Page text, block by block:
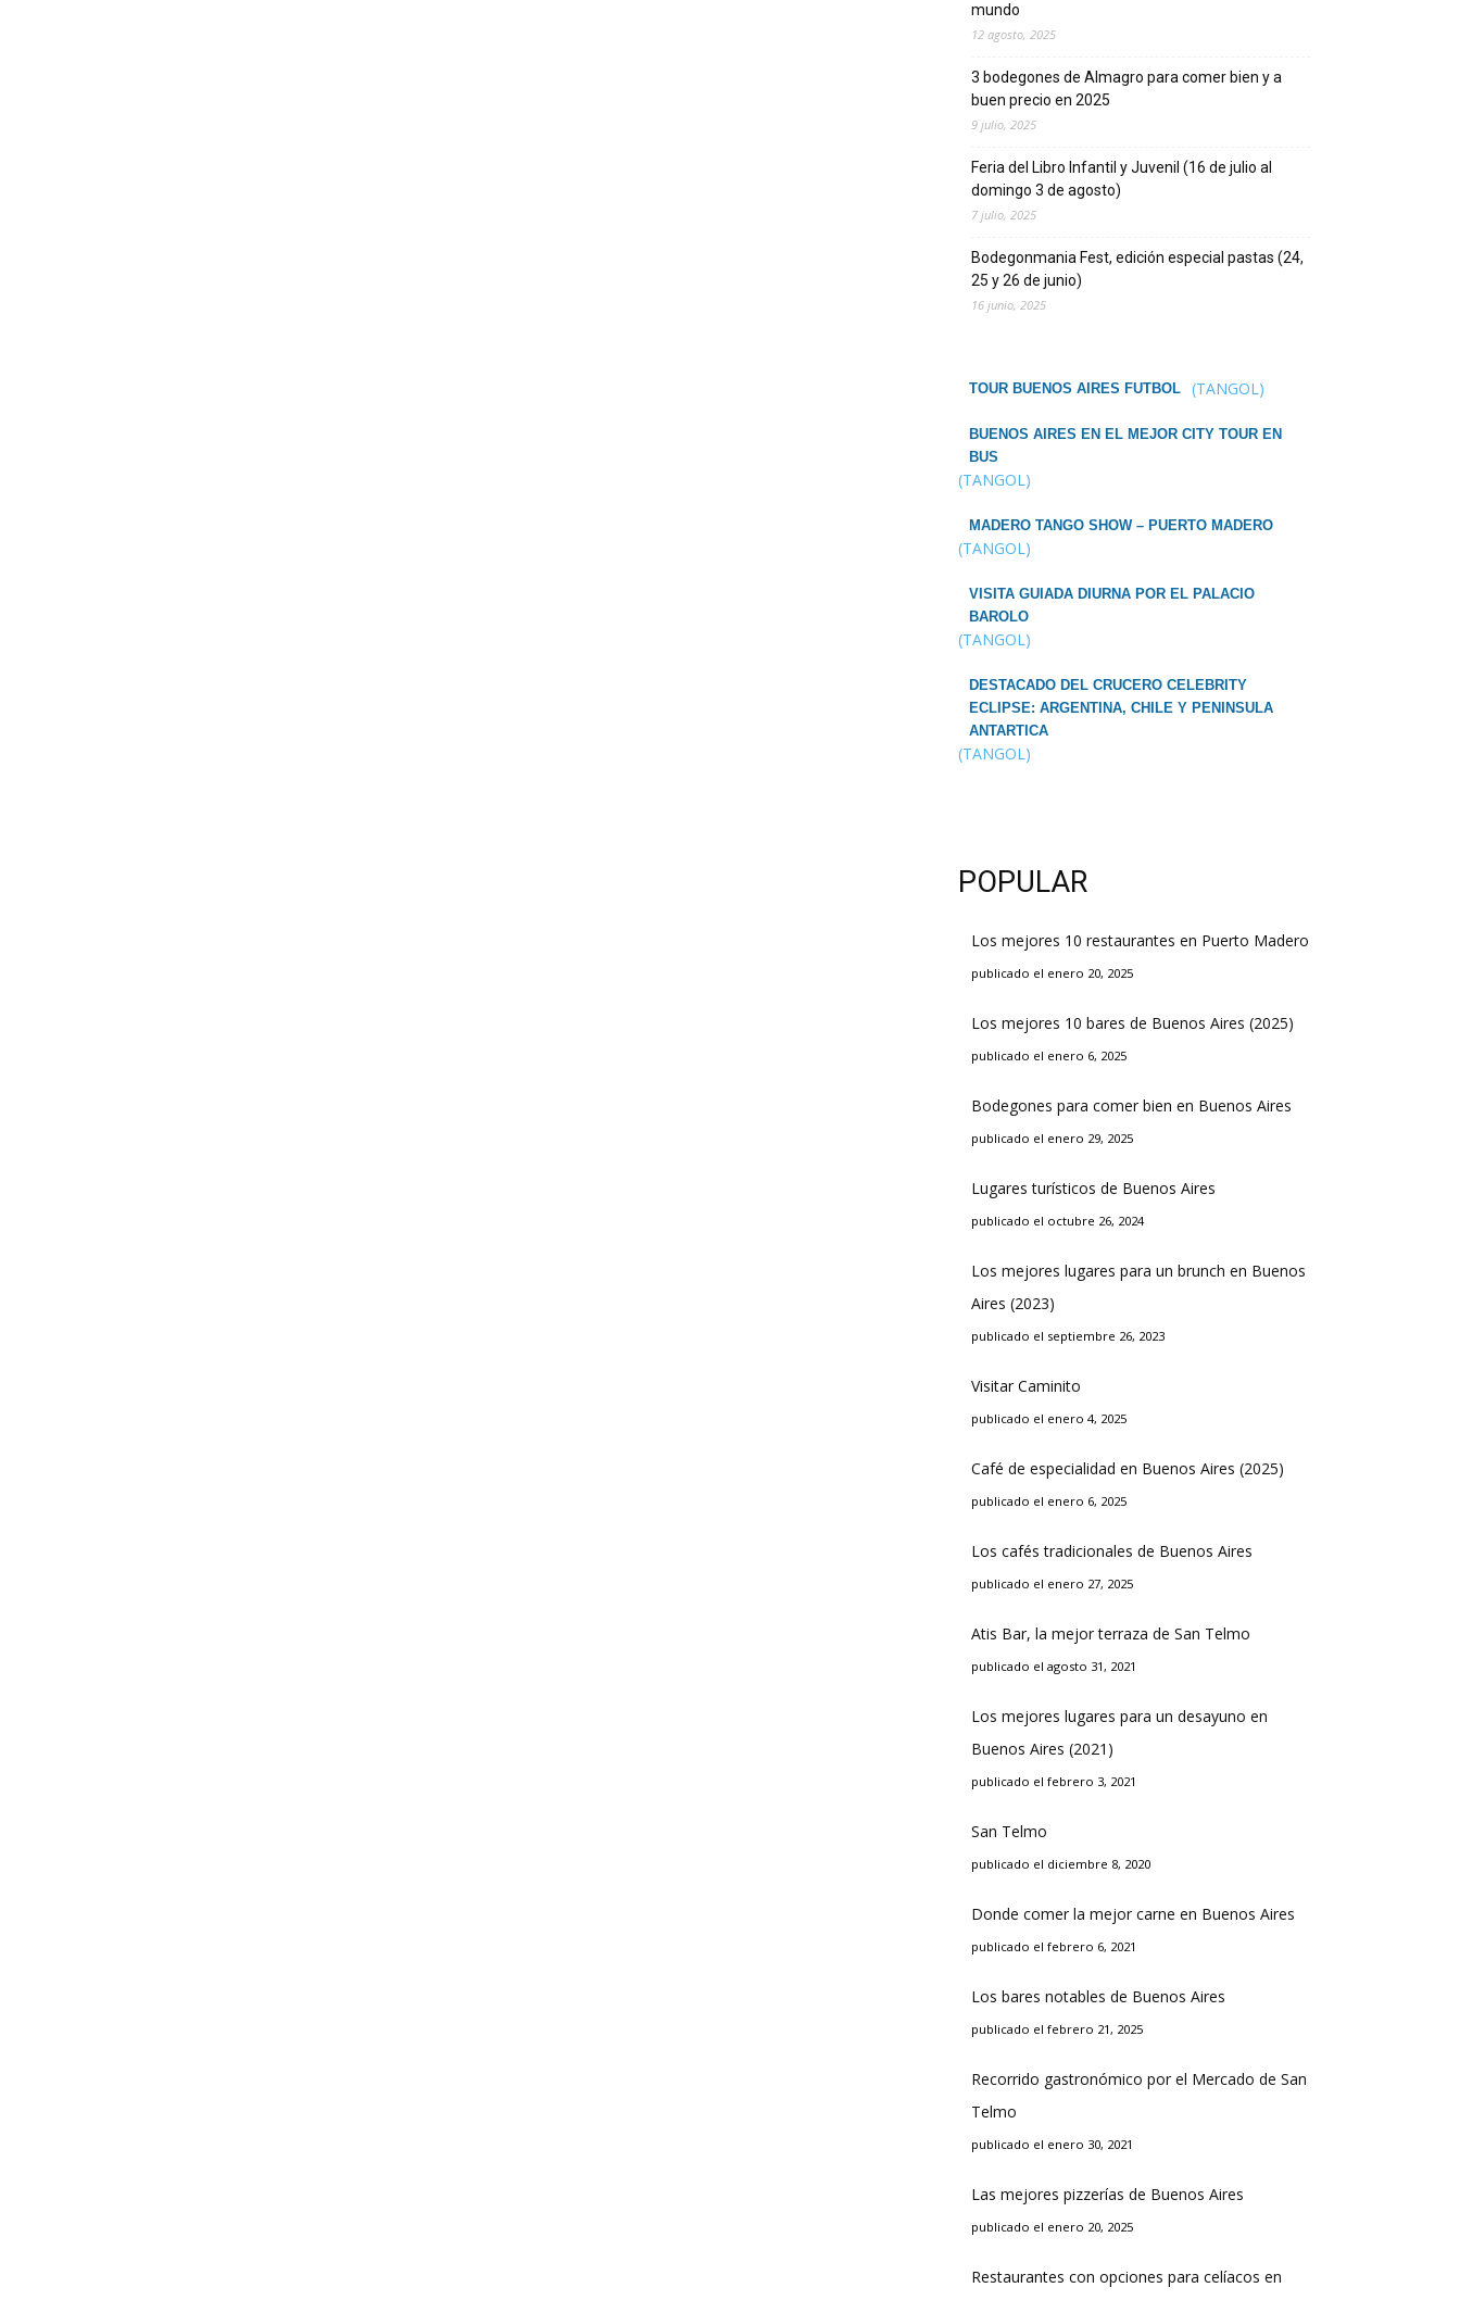
mundo
12 agosto, 2025
3 bodegones de Almagro para comer bien y a
buen precio en 2025
9 julio, 2025
Feria del Libro Infantil y Juvenil (16 de julio al
domingo 3 de agosto)
7 julio, 2025
Bodegonmania Fest, edición especial pastas (24,
25 y 26 de junio)
16 junio, 2025
TOUR BUENOS AIRES FUTBOL (TANGOL)
BUENOS AIRES EN EL MEJOR CITY TOUR EN
BUS
(TANGOL)
MADERO TANGO SHOW – PUERTO MADERO
(TANGOL)
VISITA GUIADA DIURNA POR EL PALACIO
BAROLO
(TANGOL)
DESTACADO DEL CRUCERO CELEBRITY
ECLIPSE: ARGENTINA, CHILE Y PENINSULA
ANTARTICA
(TANGOL)
POPULAR
Los mejores 10 restaurantes en Puerto Madero
publicado el enero 20, 2025
Los mejores 10 bares de Buenos Aires (2025)
publicado el enero 6, 2025
Bodegones para comer bien en Buenos Aires
publicado el enero 29, 2025
Lugares turísticos de Buenos Aires
publicado el octubre 26, 2024
Los mejores lugares para un brunch en Buenos
Aires (2023)
publicado el septiembre 26, 2023
Visitar Caminito
publicado el enero 4, 2025
Café de especialidad en Buenos Aires (2025)
publicado el enero 6, 2025
Los cafés tradicionales de Buenos Aires
publicado el enero 27, 2025
Atis Bar, la mejor terraza de San Telmo
publicado el agosto 31, 2021
Los mejores lugares para un desayuno en
Buenos Aires (2021)
publicado el febrero 3, 2021
San Telmo
publicado el diciembre 8, 2020
Donde comer la mejor carne en Buenos Aires
publicado el febrero 6, 2021
Los bares notables de Buenos Aires
publicado el febrero 21, 2025
Recorrido gastronómico por el Mercado de San
Telmo
publicado el enero 30, 2021
Las mejores pizzerías de Buenos Aires
publicado el enero 20, 2025
Restaurantes con opciones para celíacos en